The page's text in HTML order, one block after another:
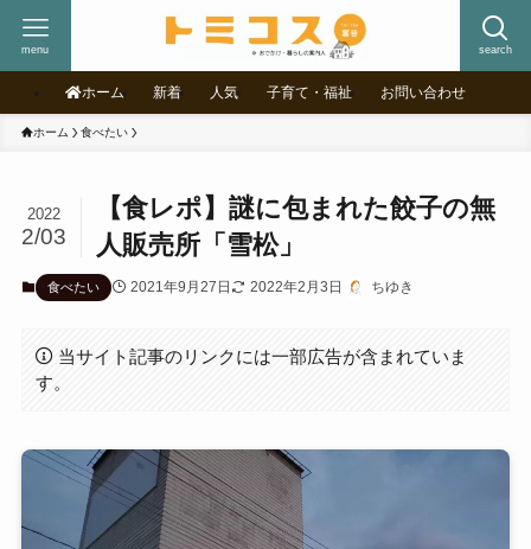
search
menu
ホーム 新着 人気 子育て・福祉 お問い合わせ
ホーム 食べたい
【食レポ】謎に包まれた餃子の無
人販売所「雪松」
2022
2/03
食べたい 2021年9月27日 2022年2月3日 ちゆき
当サイト記事のリンクには一部広告が含まれていま
す。